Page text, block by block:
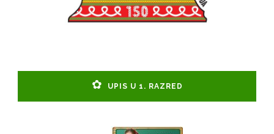
UPIS U 1. RAZRED